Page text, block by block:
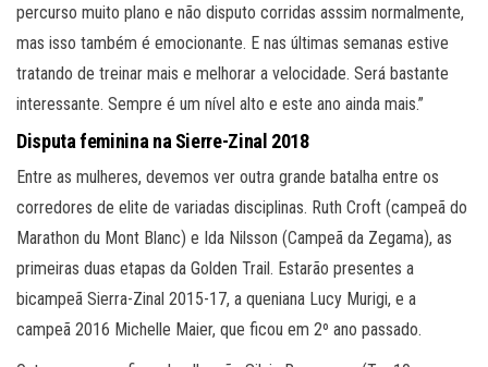
percurso muito plano e não disputo corridas asssim normalmente,
mas isso também é emocionante. E nas últimas semanas estive
tratando de treinar mais e melhorar a velocidade. Será bastante
interessante. Sempre é um nível alto e este ano ainda mais.”
Disputa feminina na Sierre-Zinal 2018
Entre as mulheres, devemos ver outra grande batalha entre os
corredores de elite de variadas disciplinas. Ruth Croft (campeã do
Marathon du Mont Blanc) e Ida Nilsson (Campeã da Zegama), as
primeiras duas etapas da Golden Trail. Estarão presentes a
bicampeã Sierra-Zinal 2015-17, a queniana Lucy Murigi, e a
campeã 2016 Michelle Maier, que ficou em 2º ano passado.